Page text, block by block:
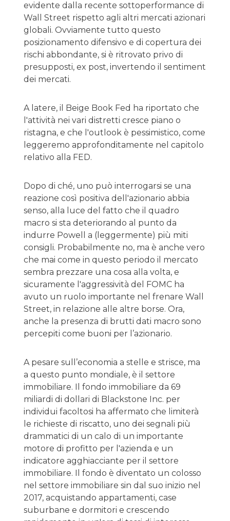
evidente dalla recente sottoperformance di
Wall Street rispetto agli altri mercati azionari
globali. Ovviamente tutto questo
posizionamento difensivo e di copertura dei
rischi abbondante, si è ritrovato privo di
presupposti, ex post, invertendo il sentiment
dei mercati.
A latere, il Beige Book Fed ha riportato che
l'attività nei vari distretti cresce piano o
ristagna, e che l'outlook è pessimistico, come
leggeremo approfonditamente nel capitolo
relativo alla FED.
Dopo di ché, uno può interrogarsi se una
reazione così positiva dell'azionario abbia
senso, alla luce del fatto che il quadro
macro si sta deteriorando al punto da
indurre Powell a (leggermente) più miti
consigli. Probabilmente no, ma è anche vero
che mai come in questo periodo il mercato
sembra prezzare una cosa alla volta, e
sicuramente l'aggressività del FOMC ha
avuto un ruolo importante nel frenare Wall
Street, in relazione alle altre borse. Ora,
anche la presenza di brutti dati macro sono
percepiti come buoni per l’azionario.
A pesare sull’economia a stelle e strisce, ma
a questo punto mondiale, è il settore
immobiliare. Il fondo immobiliare da 69
miliardi di dollari di Blackstone Inc. per
individui facoltosi ha affermato che limiterà
le richieste di riscatto, uno dei segnali più
drammatici di un calo di un importante
motore di profitto per l'azienda e un
indicatore agghiacciante per il settore
immobiliare. Il fondo è diventato un colosso
nel settore immobiliare sin dal suo inizio nel
2017, acquistando appartamenti, case
suburbane e dormitori e crescendo